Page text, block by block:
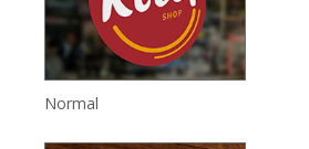
Normal